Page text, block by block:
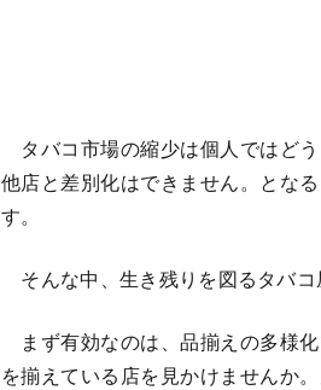
タバコ市場の縮少は個人ではど
他店と差別化はできません。とな
す。
そんな中、生き残りを図るタバコ
まず有効なのは、品揃えの多様
を揃えている店を見かけませんか